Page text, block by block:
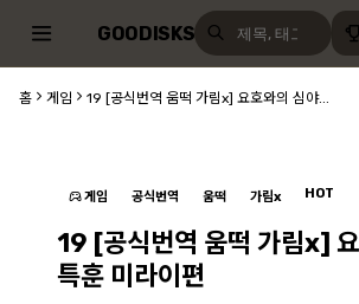
GOODISKS
홈 게임 19 [공식번역 움떡 가림x] 요호와의 심야...
게임 공식번역 움떡 가림x HOT
19 [공식번역 움떡 가림x]
특훈 미라이편